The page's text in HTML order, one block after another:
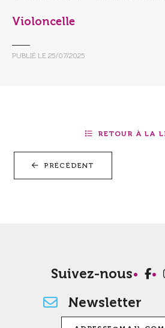
Violoncelle
PUBLIÉ LE 25/07/2025
PRÉCÉDENT
RETOUR À LA
Suivez-nous
Newsletter